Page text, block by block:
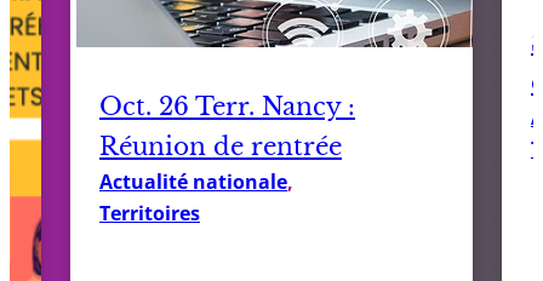
Oct. 26 Terr. Nancy :
Réunion de rentrée
Actualité nationale,
Territoires